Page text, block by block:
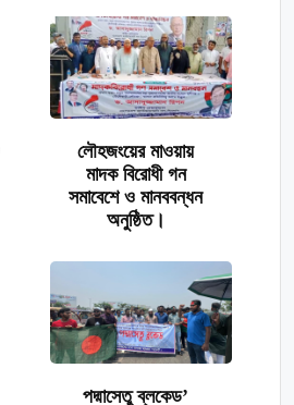
লৌহজংয়ের মাওয়ায়
মাদক বিরোধী গন
সমাবেশে ও মানববন্ধন
অনুষ্ঠিত।
পদ্মাসেতু ব্লকেড’